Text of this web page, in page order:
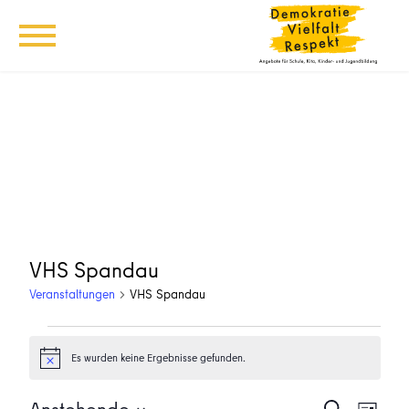
VHS Spandau
Veranstaltungen VHS Spandau
Veranstaltungen
HinweisEs wurden keine Ergebnisse gefunden.